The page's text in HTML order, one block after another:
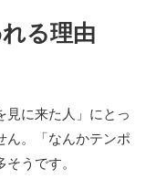
る理由
見に来た人」にとっ
ん。「なんかテンポ
うです。